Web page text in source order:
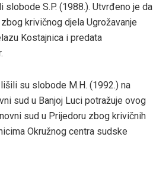
S.P. (1988.). Utvrđeno je da
krivičnog djela Ugrožavanje
Kostajnica i predata
su slobode M.H. (1992.) na
sud u Banjoj Luci potražuje ovog
sud u Prijedoru zbog krivičnih
Okružnog centra sudske